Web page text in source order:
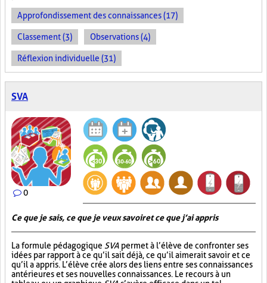
Approfondissement des connaissances (17)
Classement (3) Observations (4)
Réflexion individuelle (31)
SVA
0
Ce que je sais, ce que je veux savoir et ce que j’ai appris
La formule pédagogique SVA permet à l’élève de confronter ses
idées par rapport à ce qu’il sait déjà, ce qu’il aimerait savoir et ce
qu’il a appris. L’élève crée alors des liens entre ses connaissances
antérieures et ses nouvelles connaissances. Le recours à un